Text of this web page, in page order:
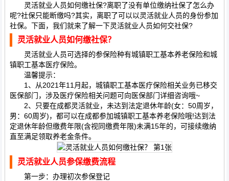
灵活就业人员如何缴社保?离职了没有单位缴纳社保了怎么办
呢?社保只能断缴吗?其实，离职了可以以灵活就业人员的身份参加
社保。下面，我们就来了解一下灵活就业人员如何交社保?
灵活就业人员如何缴社保？
灵活就业人员可选择的参保险种有城镇职工基本养老保险和城
镇职工基本医疗保险。
温馨提示：
1、从2021年11月起，城镇职工基本医疗保险相关业务已移交
医保部门，涉及医疗保险相关问题可向医保部门详细咨询哦~
2、只要在成都灵活就业，未达到法定退休年龄(女：50周岁，
男：60周岁)，都可以在成都参加城镇职工基本养老保险哦!达到法
定退休年龄但缴费年限(含视同缴费年限)未满15年的，可接续缴纳
直至满足领取养老金条件。
灵活就业人员参保缴费流程
第一步：办理初次参保登记